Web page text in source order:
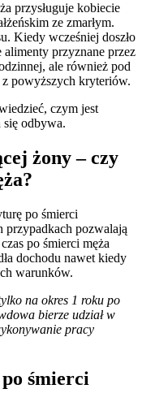
przysługuje kobiecie
ze zmarłym.
Kiedy wcześniej doszło
alimenty przyznane przez
ale również pod
z powyższych kryteriów.
czym jest
odbywa.
żony – czy
po śmierci
przypadkach pozwalają
po śmierci męża
dochodu nawet kiedy
warunków.
na okres 1 roku po
bierze udział w
pracy
śmierci